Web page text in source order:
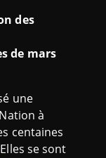
des
de mars
une
à
centaines
se sont